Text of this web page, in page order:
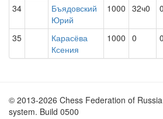
34
Бъядовский
Юрий
1000 32ч0 0
35
Карасёва
Ксения
1000 0 0
© 2013-2026 Chess Federation of
system. Build 0500